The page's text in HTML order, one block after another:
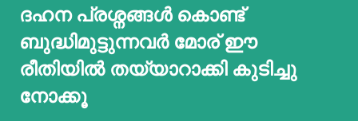
ദഹന പ്രശ്നങ്ങൾ കൊണ്ട്
ബുദ്ധിമുട്ടുന്നവർ മോര് ഈ
രീതിയിൽ തയ്യാറാക്കി കുടിച്ചു
നോക്കൂ